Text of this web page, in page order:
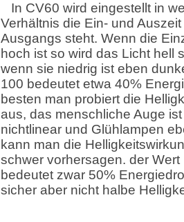
In CV60 wird eingestellt in
Verhältnis die Ein- und
Ausgangs steht. Wenn die
hoch ist so wird das Licht hell
wenn sie niedrig ist eben
100 bedeutet etwa 40%
besten man probiert die
aus, das menschliche Auge
nichtlinear und Glühlampen
kann man die
schwer vorhersagen. der Wert
bedeutet zwar 50%
sicher aber nicht halbe